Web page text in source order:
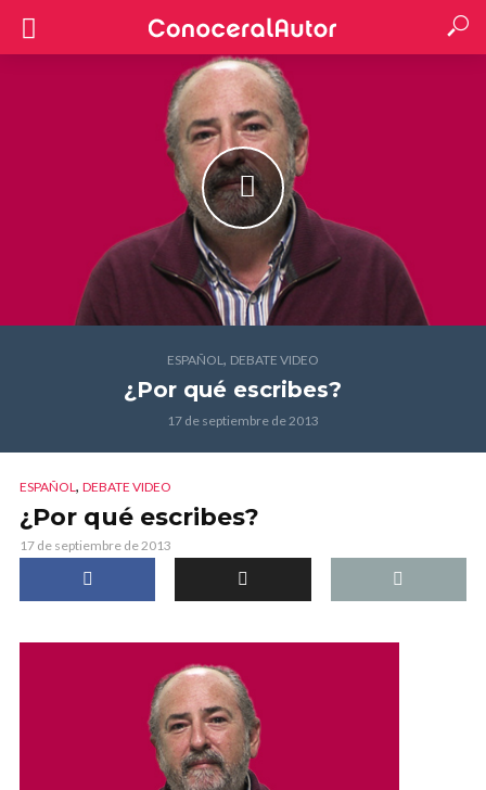
ESPAÑOL, DEBATE VIDEO
¿Por qué escribes?
17 de septiembre de 2013
ESPAÑOL, DEBATE VIDEO
¿Por qué escribes?
17 de septiembre de 2013